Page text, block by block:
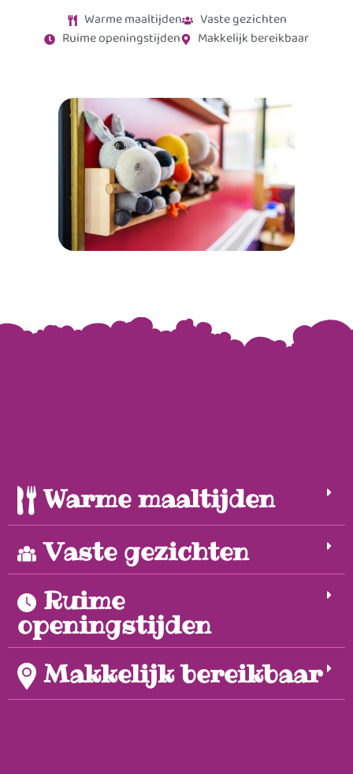
Warme maaltijden
Vaste gezichten
Ruime openingstijden
Makkelijk bereikbaar
Warme maaltijden
Vaste gezichten
Ruime
openingstijden
Makkelijk bereikbaar